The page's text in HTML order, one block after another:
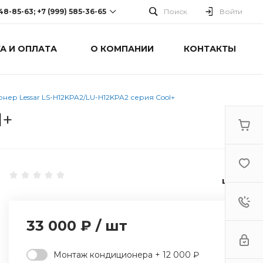
85-63; +7 (999) 585-36-65
63; +7 (999) 585-36-65
Поиск Войти
И ОПЛАТА О КОМПАНИИ КОНТАКТЫ
Lessar LS-H12KPA2/LU-H12KPA2 серия Cool+
33 000 ₽ / шт
Монтаж кондиционера + 12 000 ₽